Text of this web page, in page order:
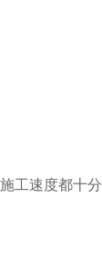
工速度都十分